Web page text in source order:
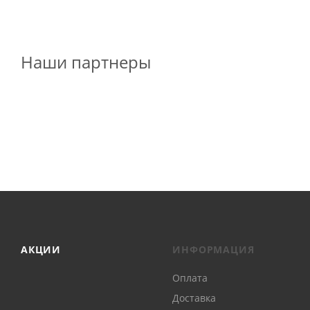
Наши партнеры
АКЦИИ ИНФОРМАЦИЯ
Оплата
Доставка